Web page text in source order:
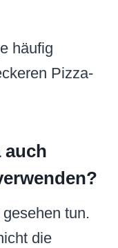
häufig
Pizza-
auch
tun.
die